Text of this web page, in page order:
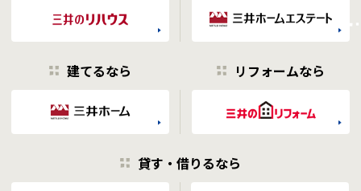
建てるなら リフォームなら
貸す・借りるなら